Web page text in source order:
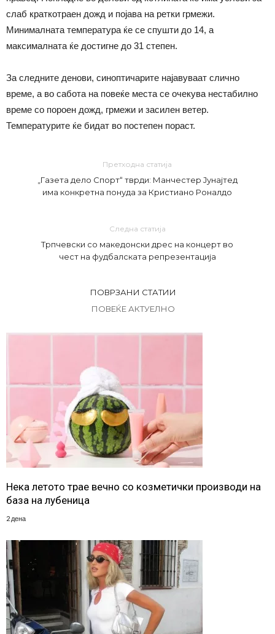
слаб краткотраен дожд и појава на ретки грмежи.
Минималната температура ќе се спушти до 14, а
максималната ќе достигне до 31 степен.
За следните денови, синоптичарите најавуваат слично
време, а во сабота на повеќе места се очекува нестабилно
време со пороен дожд, грмежи и засилен ветер.
Температурите ќе бидат во постепен пораст.
Претходна статија
„Газета дело Спорт“ тврди: Манчестер Јунајтед
има конкретна понуда за Кристиано Роналдо
Следна статија
Трпчевски со македонски дрес на концерт во
чест на фудбалската репрезентација
ПОВРЗАНИ СТАТИИ
ПОВЕЌЕ АКТУЕЛНО
Нека летото трае вечно со козметички производи на
база на лубеница
2 дена